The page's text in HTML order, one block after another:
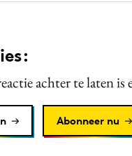
achter te laten is
Abonneer nu